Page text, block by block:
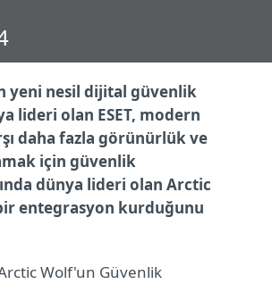
yeni nesil dijital güvenlik
lideri olan ESET, modern
daha fazla görünürlük ve
için güvenlik
dünya lideri olan Arctic
entegrasyon kurduğunu
Wolf'un Güvenlik